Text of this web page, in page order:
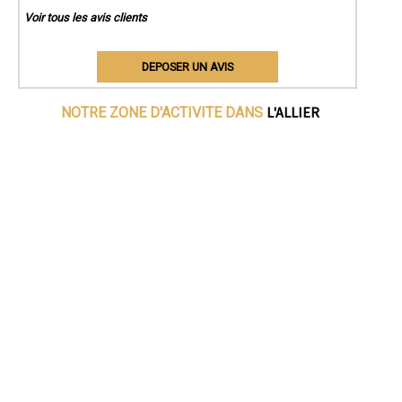
Voir tous les avis clients
DEPOSER UN AVIS
NOTRE ZONE D'ACTIVITE DANS L'ALLIER